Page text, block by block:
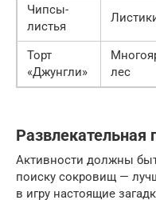
Чипсы-
листья
Торт
«Джунгли»
лес
Развлекательная
Активности должны
поиску сокровищ —
в игру настоящие